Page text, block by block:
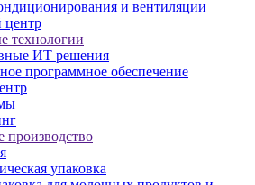
и вентиляции
центр
технологии
ИТ решения
программное обеспечение
производство
упаковка